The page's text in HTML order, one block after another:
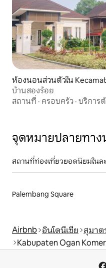
ห้องนอนส่วนตัวใน
บ้านสองร้อย
สถานที่ · ครอบครัว · บริการ
จุดหมายปลายทาง
สถานที่ท่องเที่ยวยอดนิยมในล
Palembang Square
Airbnb อินโดนีเซีย สุมาต
Kabupaten Ogan